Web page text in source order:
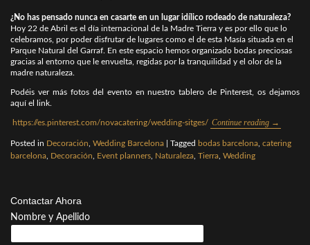
¿No has pensado nunca en casarte en un lugar idílico rodeado de naturaleza?
Hoy 22 de Abril es el día internacional de la Madre Tierra y es por ello que lo
celebramos, por poder disfrutar de lugares como el de esta Masía situada en el
Parque Natural del Garraf. En este espacio hemos organizado bodas preciosas
gracias al entorno que le envuelta, regidas por la tranquilidad y el olor de la
madre naturaleza.
Podéis ver más fotos del evento en nuestro tablero de Pinterest, os dejamos
aquí el link.
https://es.pinterest.com/novacatering/wedding-sitges/ Continue reading →
Posted in Decoración Wedding Barcelona Tagged bodas barcelona catering
barcelona Decoración Event planners Naturaleza Tierra Wedding
Contactar Ahora
Nombre y Apellido